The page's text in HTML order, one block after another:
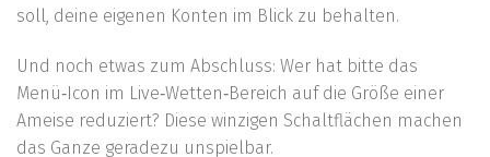
soll, deine eigenen Konten im Blick zu behalten.
Und noch etwas zum Abschluss: Wer hat bitte das
Menü‑Icon im Live‑Wetten‑Bereich auf die Größe einer
Ameise reduziert? Diese winzigen Schaltflächen machen
das Ganze geradezu unspielbar.